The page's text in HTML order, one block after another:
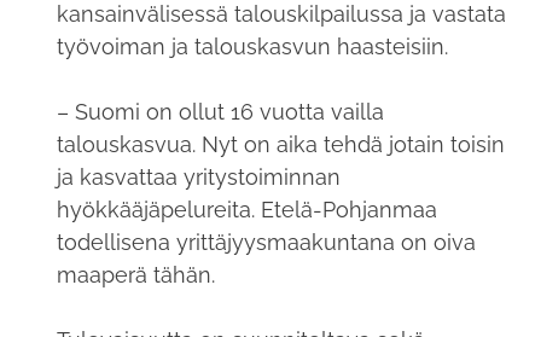
kansainvälisessä talouskilpailussa ja vastata
työvoiman ja talouskasvun haasteisiin.
– Suomi on ollut 16 vuotta vailla
talouskasvua. Nyt on aika tehdä jotain toisin
ja kasvattaa yritystoiminnan
hyökkääjäpelureita. Etelä-Pohjanmaa
todellisena yrittäjyysmaakuntana on oiva
maaperä tähän.